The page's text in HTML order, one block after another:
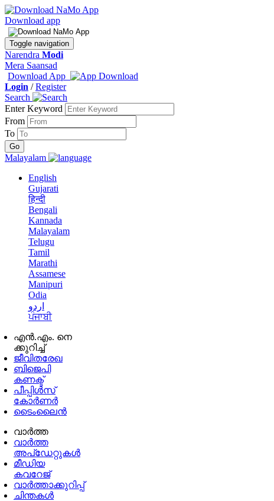
Download app
Toggle navigation
Narendra Modi
Mera Saansad
Download App
Login /Register
Search
Enter Keyword
From
To
Malayalam
English
Gujarati
हिन्दी
Bengali
Kannada
Malayalam
Telugu
Tamil
Marathi
Assamese
Manipuri
Odia
اردو
ਪੰਜਾਬੀ
എൻ.എം. നെ
ക്കുറിച്ച്
ജീവിതരേഖ
ബിജെപി
കണക്ട്
പീപ്പിൾസ്
കോർണർ
ടൈംലൈൻ
വാർത്ത
വാർത്ത
അപ്ഡേറ്റുകൾ
മീഡിയ
കവറേജ്
വാർത്താക്കുറിപ്പ്
ചിന്തകൾ